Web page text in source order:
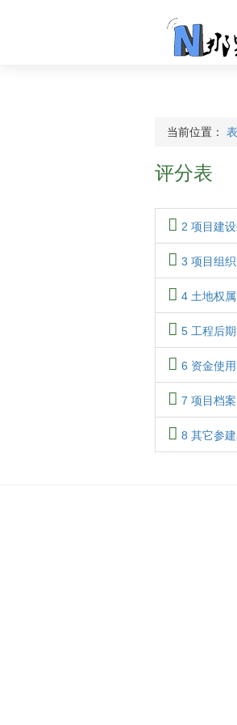
当前位置：
评分表
2 项目建
3 项目组
4 土地权
5 工程后
6 资金使
7 项目档
8 其它参